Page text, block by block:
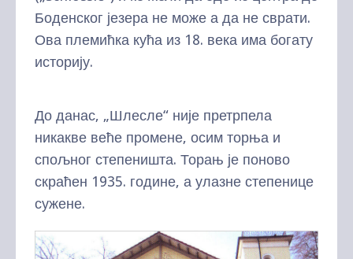
Боденског језера не може а да не сврати.
Ова племићка кућа из 18. века има богату
историју.
До данас, „Шлесле“ није претрпела
никакве веће промене, осим торња и
спољног степеништа. Торањ је поново
скраћен 1935. године, а улазне степенице
сужене.